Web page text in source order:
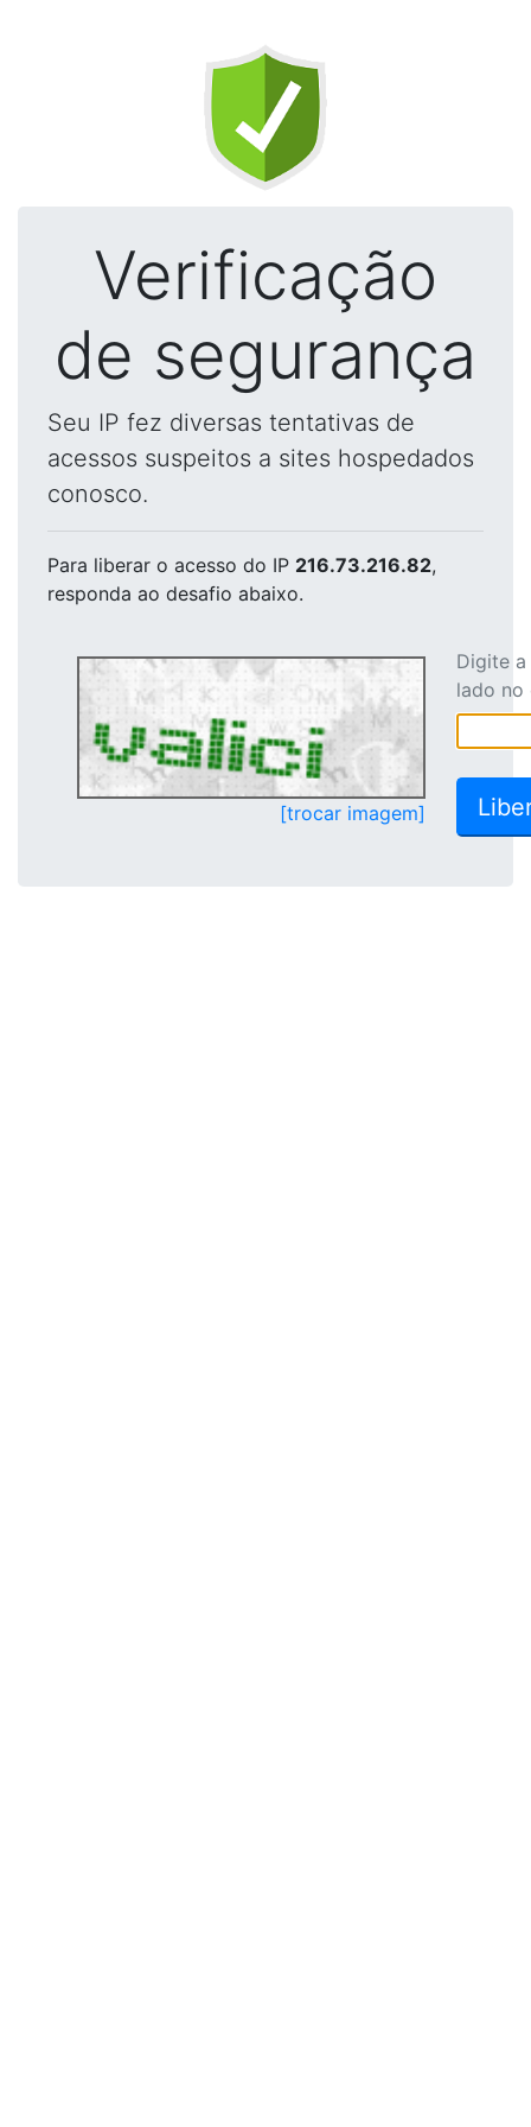
Verificação
de segurança
Seu IP fez diversas tentativas de
acessos suspeitos a sites hospedados
conosco.
Para liberar o acesso do IP 216.73.216.82,
responda ao desafio abaixo.
[trocar imagem]
Digite
lado no